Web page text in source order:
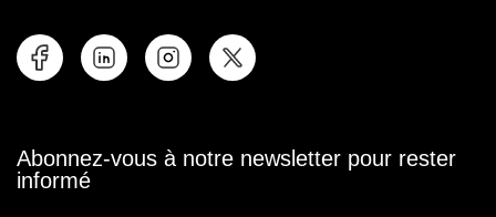
Abonnez-vous à notre newsletter pour rester
informé